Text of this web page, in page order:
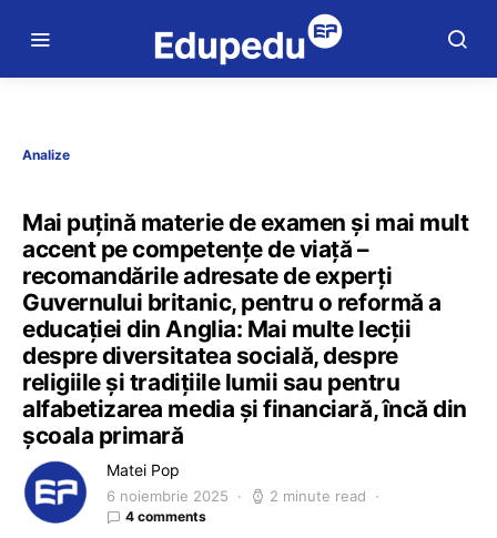
Analize
Mai puțină materie de examen și mai mult
accent pe competențe de viață –
recomandările adresate de experți
Guvernului britanic, pentru o reformă a
educației din Anglia: Mai multe lecții
despre diversitatea socială, despre
religiile și tradițiile lumii sau pentru
alfabetizarea media și financiară, încă din
școala primară
Matei Pop
6 noiembrie 2025 2 minute read
4 comments